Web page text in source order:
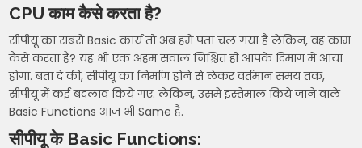
CPU काम कैसे करता है?
सीपीयू का सबसे Basic कार्य तो अब हमे पता चल गया है लेकिन, वह काम
कैसे करता है? यह भी एक अहम सवाल निश्चित ही आपके दिमाग में आया
होगा. बता दे की, सीपीयू का निर्माण होने से लेकर वर्तमान समय तक,
सीपीयू में कई बदलाव किये गए. लेकिन, उसमे इस्तेमाल किये जाने वाले
Basic Functions आज भी Same है.
सीपीयू के Basic Functions: